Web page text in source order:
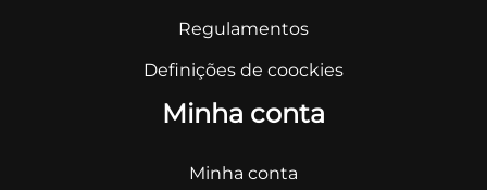
Regulamentos
Definições de coockies
Minha conta
Minha conta